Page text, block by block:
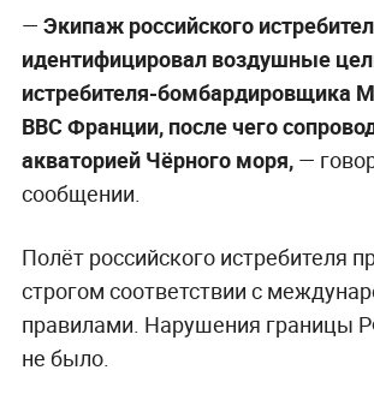
— Экипаж российского
идентифицировал воздушные
истребителя-бомбардировщика
ВВС Франции, после чего
акваторией Чёрного моря, —
сообщении.
Полёт российского истребителя
строгом соответствии с
правилами. Нарушения границы
не было.